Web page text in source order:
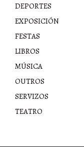
DEPORTES
EXPOSICIÓN
FESTAS
LIBROS
MÚSICA
OUTROS
SERVIZOS
TEATRO